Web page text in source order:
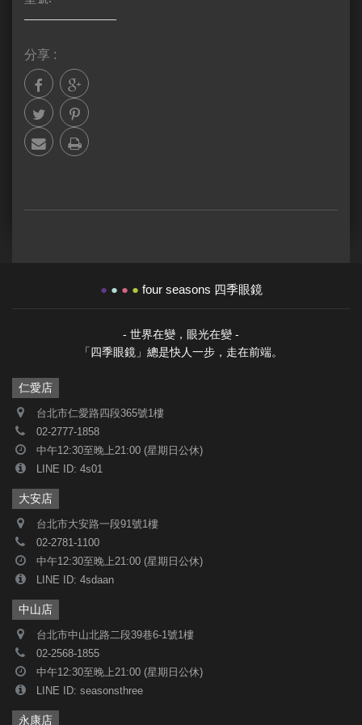
分享 :
● ● ● ● four seasons 四季眼鏡
- 世界在變，眼光在變 -
「四季眼鏡」總是快人一步，走在前端。
仁愛店
台北市仁愛路四段365號1樓
02-2777-1858
中午12:30至晚上21:00 (星期日公休)
LINE ID: 4s01
大安店
台北市大安路一段91號1樓
02-2781-1100
中午12:30至晚上21:00 (星期日公休)
LINE ID: 4sdaan
中山店
台北市中山北路二段39巷6-1號1樓
02-2568-1855
中午12:30至晚上21:00 (星期日公休)
LINE ID: seasonsthree
永康店